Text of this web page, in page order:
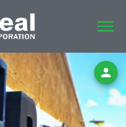
menu
person